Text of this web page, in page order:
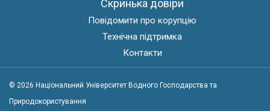
Скринька довіри
Повідомити про корупцію
Технічна підтримка
Контакти
© 2026 Національний Університет Водного Господарства та
Природокористування